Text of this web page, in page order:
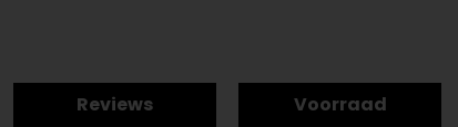
Reviews
Voorraad